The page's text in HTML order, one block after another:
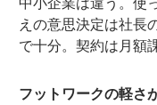
えの意思決定は社長
で十分。契約は月額
フットワークの軽さ